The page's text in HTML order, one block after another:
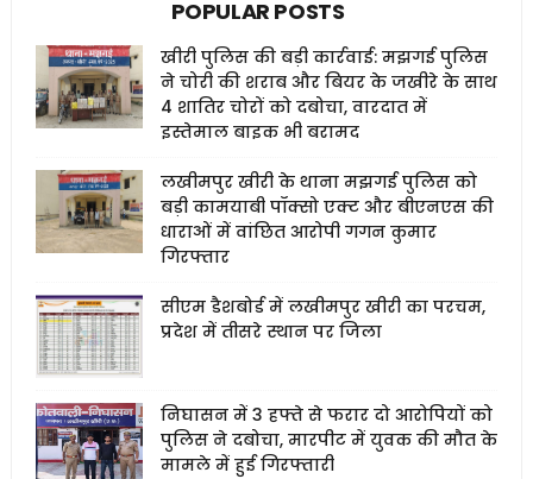
POPULAR POSTS
खीरी पुलिस की बड़ी कार्रवाई: मझगई पुलिस
ने चोरी की शराब और बियर के जखीरे के साथ
4 शातिर चोरों को दबोचा, वारदात में
इस्तेमाल बाइक भी बरामद
लखीमपुर खीरी के थाना मझगई पुलिस को
बड़ी कामयाबी पॉक्सो एक्ट और बीएनएस की
धाराओं में वांछित आरोपी गगन कुमार
गिरफ्तार
सीएम डैशबोर्ड में लखीमपुर खीरी का परचम,
प्रदेश में तीसरे स्थान पर जिला
निघासन में 3 हफ्ते से फरार दो आरोपियों को
पुलिस ने दबोचा, मारपीट में युवक की मौत के
मामले में हुई गिरफ्तारी